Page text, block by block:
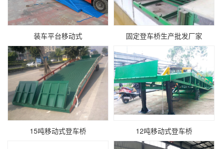
装车平台移动式 固定登车桥生产批发厂家
15吨移动式登车桥 12吨移动式登车桥